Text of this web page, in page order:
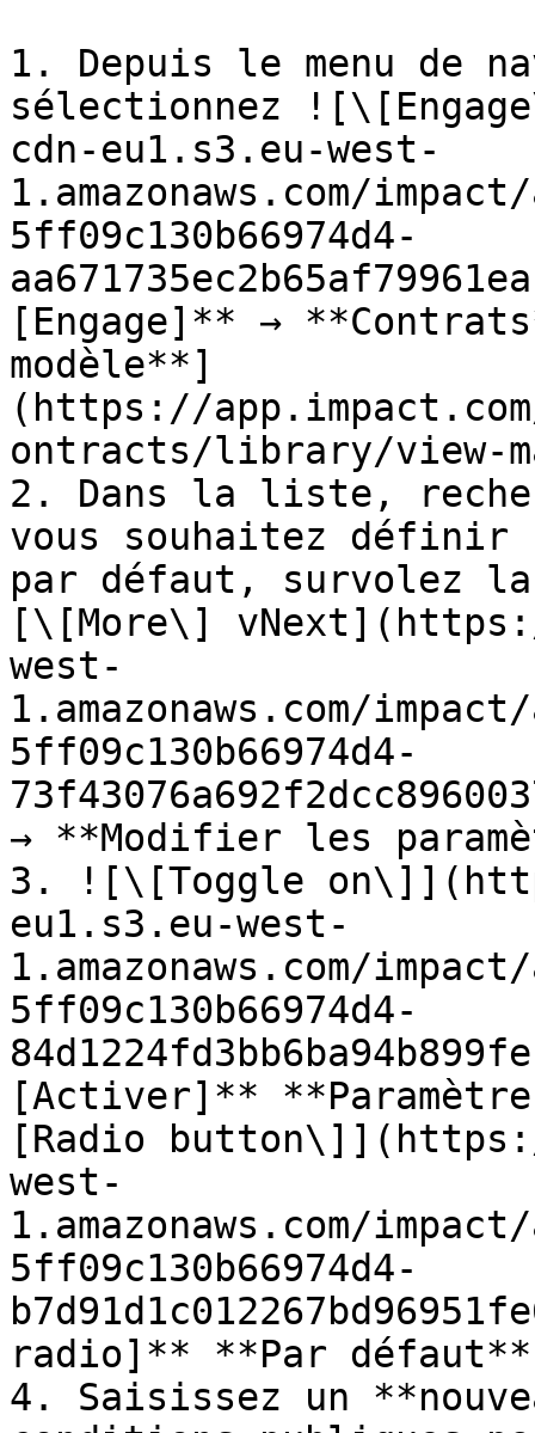
1. Depuis le menu de
sélectionnez
cdn-eu1.s3.eu-west-
1.amazonaws.com/
5ff09c130b66974d4-
[Engage]** →
modèle**]
(https://
ontracts/library/view-
2. Dans la liste,
vous souhaitez définir
par défaut, survolez
[\[More\]
west-
1.amazonaws.com/
5ff09c130b66974d4-
→ **Modifier les
3. ![\[Toggle
eu1.s3.eu-west-
1.amazonaws.com/
5ff09c130b66974d4-
[Activer]**
[Radio
west-
1.amazonaws.com/
5ff09c130b66974d4-
radio]** **Par
4. Saisissez un